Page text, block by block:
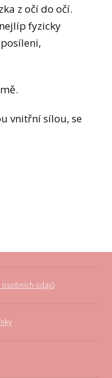
z očí do očí.
fyzicky
vnitřní sílou, se
osobních údajů